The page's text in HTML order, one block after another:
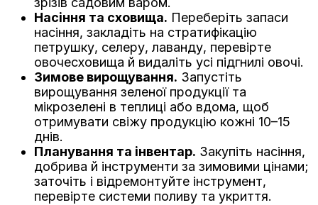
Насіння та сховища. Переберіть запаси
насіння, закладіть на стратифікацію
петрушку, селеру, лаванду, перевірте
овочесховища й видаліть усі підгнилі овочі.
Зимове вирощування. Запустіть
вирощування зеленої продукції та
мікрозелені в теплиці або вдома, щоб
отримувати свіжу продукцію кожні 10–15
днів.
Планування та інвентар. Закупіть насіння,
добрива й інструменти за зимовими цінами;
заточіть і відремонтуйте інструмент,
перевірте системи поливу та укриття.